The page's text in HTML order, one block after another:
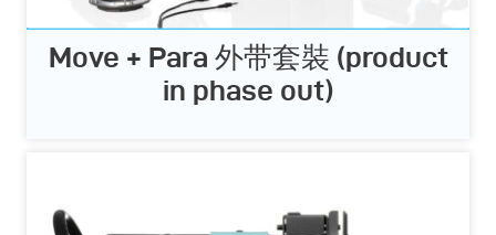
Move + Para 外带套裝 (product
in phase out)